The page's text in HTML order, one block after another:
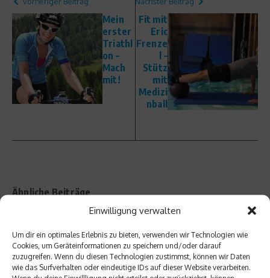
Einwilligung verwalten
Um dir ein optimales Erlebnis zu bieten, verwenden wir Technologien wie
Cookies, um Geräteinformationen zu speichern und/oder darauf
zuzugreifen. Wenn du diesen Technologien zustimmst, können wir Daten
wie das Surfverhalten oder eindeutige IDs auf dieser Website verarbeiten.
Mein
erster
Triathl
on –
Mach
mit!
Fit mit
Eric
Frenze
l –
Stütz
mit
Medizi
nball
Ähnliche Beiträge